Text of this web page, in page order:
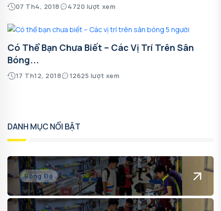
07 Th4, 2018 4720 lượt xem
Có Thể Bạn Chưa Biết – Các Vị Trí Trên Sân
Bóng...
17 Th12, 2018 12625 lượt xem
DANH MỤC NỔI BẬT
Bóng Đá